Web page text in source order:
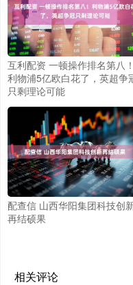
互利配资 一顿操作排名第八！
利物浦5亿欧白花了，英超争
只剩理论可能
配查信 山西华阳集团科技创
再结硕果
相关评论